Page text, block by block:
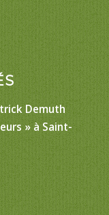
Demuth
» à Saint-